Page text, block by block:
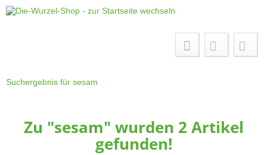
Suchergebnis für sesam
Zu "sesam" wurden 2 Artikel
gefunden!